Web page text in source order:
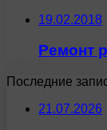
19.02.2018
Ремонт
Последние
21.07.2026